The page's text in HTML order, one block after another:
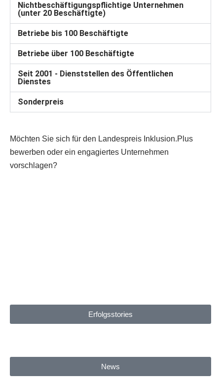
Nichtbeschäftigungspflichtige Unternehmen
(unter 20 Beschäftigte)
Betriebe bis 100 Beschäftigte
Betriebe über 100 Beschäftigte
Seit 2001 - Dienststellen des Öffentlichen
Dienstes
Sonderpreis
Möchten Sie sich für den Landespreis Inklusion.Plus
bewerben oder ein engagiertes Unternehmen
vorschlagen?
Erfolgsstories
News